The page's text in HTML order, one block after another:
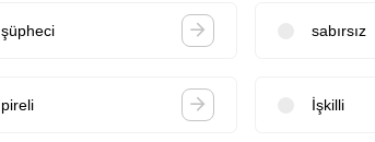
şüpheci sabırsız
pireli İşkilli